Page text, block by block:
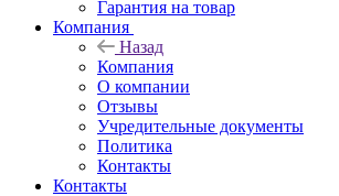
Гарантия на товар
Компания
Назад
Компания
О компании
Отзывы
Учредительные документы
Политика
Контакты
Контакты